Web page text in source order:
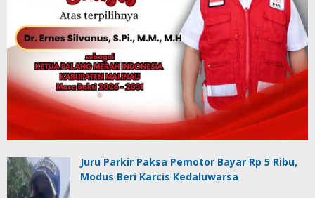
Juru Parkir Paksa Pemotor Bayar Rp 5 Ribu,
Modus Beri Karcis Kedaluwarsa